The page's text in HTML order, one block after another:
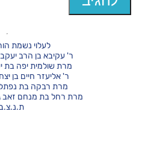
לעלוי נשמת
ר' עקיבא בן הרב
מרת שולמית יפה בת
ר' אליעזר חיים בן
מרת רבקה בת
מרת רחל בת מנחם זאב